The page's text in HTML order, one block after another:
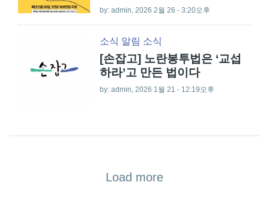
by: admin , 2026 2월 26 - 3:20오후
소식 알림 소식
[손잡고] 노란봉투법은 ‘교섭
하라’고 만든 법이다
by: admin , 2026 1월 21 - 12:19오후
Load more